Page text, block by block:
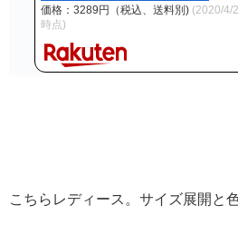
価格：3289円（税込、送料別) (2020/4/
時点)
こちらレディース。サイズ展開と